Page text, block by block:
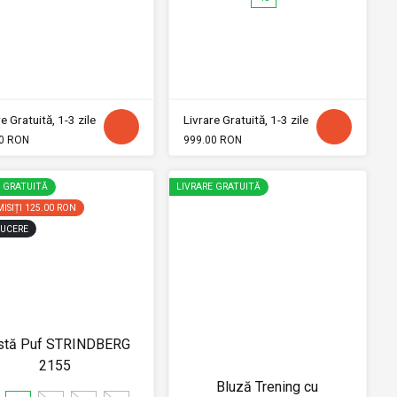
Gratuită, 1-3 zile
RON
Livrare Gratuită, 1-3 zile
999.00 RON
GRATUITĂ
125.00 RON
Puf STRINDBERG
2155
LIVRARE GRATUITĂ
Bluză Trening cu